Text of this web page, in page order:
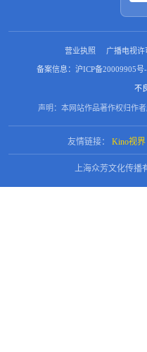
营业执照 广播电视
备案信息：沪ICP备20009905号-
不
声明：本网站作品著作权归作
友情链接： Kino视
上海众芳文化传播